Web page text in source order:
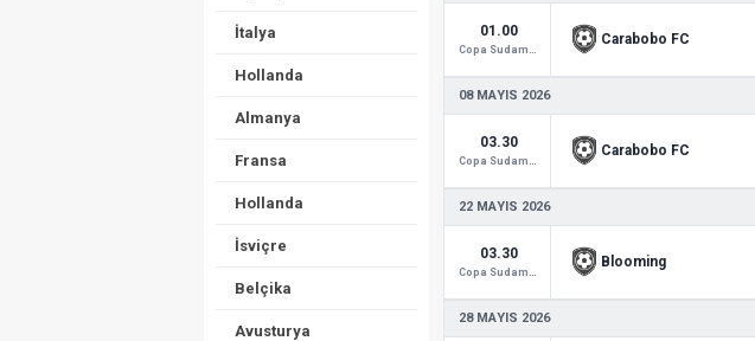
İtalya
Hollanda
Almanya
Fransa
Hollanda
İsviçre
Belçika
Avusturya
01.00
Copa Sudamericana
Carabobo FC
08 MAYIS 2026
03.30
Copa Sudamericana
Carabobo FC
22 MAYIS 2026
03.30
Copa Sudamericana
Blooming
28 MAYIS 2026